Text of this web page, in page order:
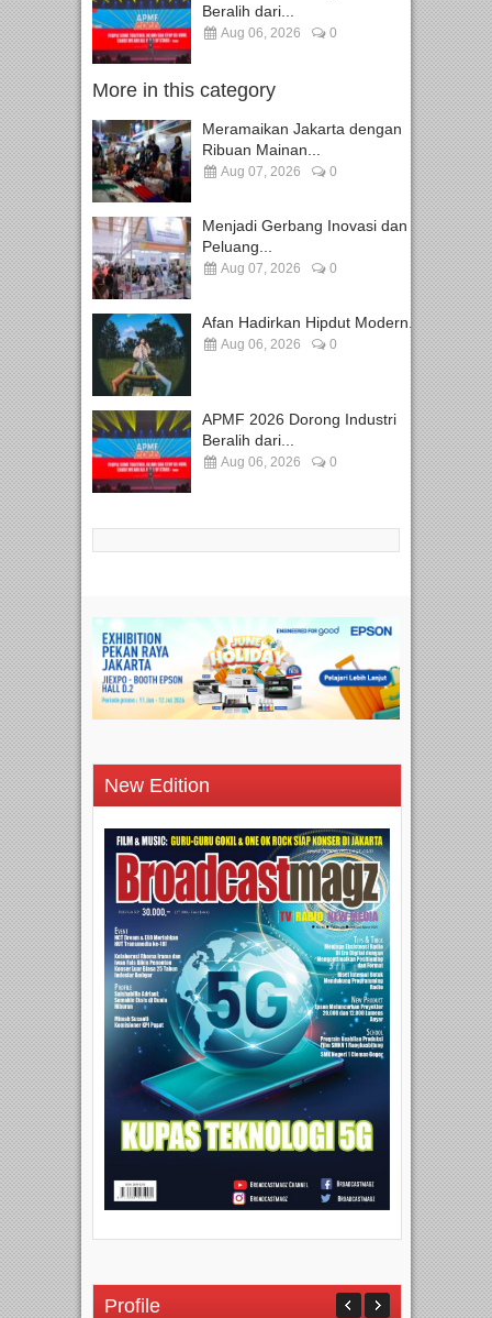
Beralih dari...
Aug 06, 2026 0
More in this category
Meramaikan Jakarta dengan
Ribuan Mainan...
Aug 07, 2026 0
Menjadi Gerbang Inovasi dan
Peluang...
Aug 07, 2026 0
Afan Hadirkan Hipdut Modern...
Aug 06, 2026 0
APMF 2026 Dorong Industri
Beralih dari...
Aug 06, 2026 0
New Edition
Profile